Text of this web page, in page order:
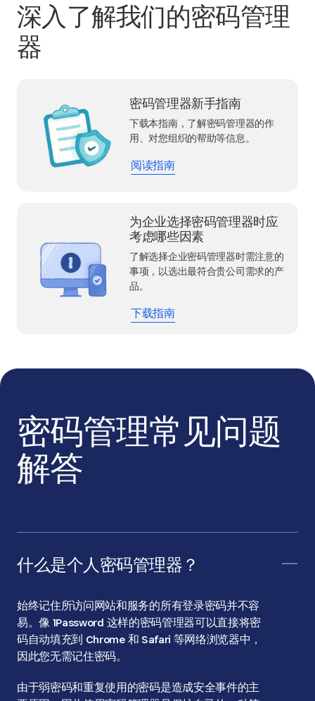
深入了解我们的密码管理
器
密码管理器新手指南
下载本指南，了解密码管理器的作
用、对您组织的帮助等信息。
阅读指南
为企业选择密码管理器时应
考虑哪些因素
了解选择企业密码管理器时需注意的
事项，以选出最符合贵公司需求的产
品。
下载指南
密码管理常见问题
解答
什么是个人密码管理器？
始终记住所访问网站和服务的所有登录密码并不容
易。像 1Password 这样的密码管理器可以直接将密
码自动填充到 Chrome 和 Safari 等网络浏览器中，
因此您无需记住密码。
由于弱密码和重复使用的密码是造成安全事件的主